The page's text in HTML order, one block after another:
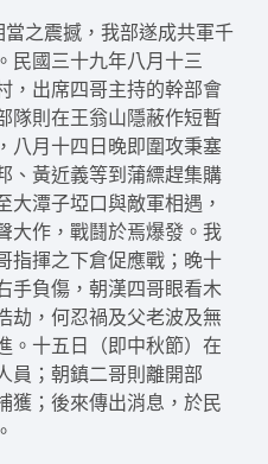
之震撼，我部遂成共軍千
民國三十九年八月十三
，出席四哥主持的幹部會
隊則在王翁山隱蔽作短暫
八月十四日晚即圍攻秉塞
、黃近義等到蒲縹趕集購
大潭子埡口與敵軍相遇，
大作，戰鬪於焉爆發。我
指揮之下倉促應戰；晚十
手負傷，朝漢四哥眼看木
劫，何忍禍及父老波及無
。十五日（即中秋節）在
員；朝鎮二哥則離開部
獲；後來傳出消息，於民